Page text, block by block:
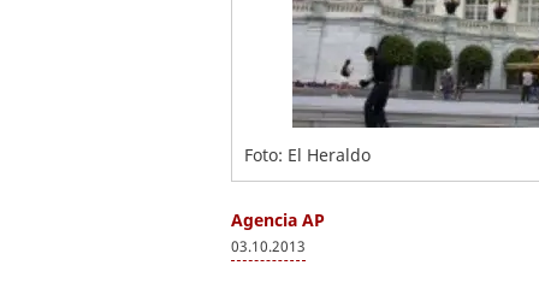
Foto: El Heraldo
Agencia AP
03.10.2013